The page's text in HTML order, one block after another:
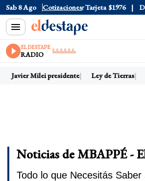
Sab 8 Ago Cotizaciones
$1520 Dólar Tarjeta $1976 Dólar
EL DESTAPE
RADIO
Javier Milei presidente Ley de Tierras
Noticias de MBAPPÉ -
Todo lo que Necesitás